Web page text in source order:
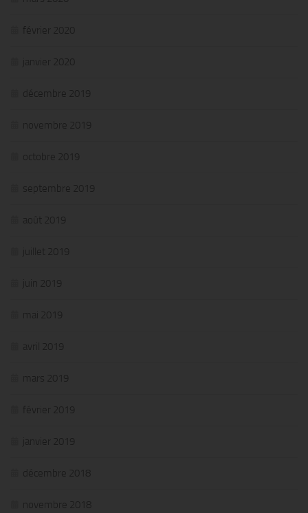
février 2020
janvier 2020
décembre 2019
novembre 2019
octobre 2019
septembre 2019
août 2019
juillet 2019
juin 2019
mai 2019
avril 2019
mars 2019
février 2019
janvier 2019
décembre 2018
novembre 2018